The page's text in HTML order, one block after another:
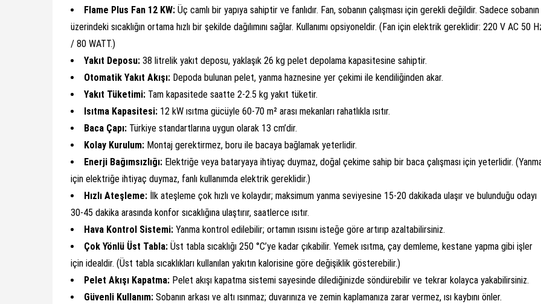
Flame Plus Fan 12 KW: Üç camlı bir yapıya sahiptir ve fanlıdır. Fan, sobanın çalışması için gerekli değildir. Sadece sobanın
üzerindeki sıcaklığın ortama hızlı bir şekilde dağılımını sağlar. Kullanımı opsiyoneldir. (Fan için elektrik gereklidir: 220 V AC 50
/ 80 WATT.)
Yakıt Deposu: 38 litrelik yakıt deposu, yaklaşık 26 kg pelet depolama kapasitesine sahiptir.
Otomatik Yakıt Akışı: Depoda bulunan pelet, yanma haznesine yer çekimi ile kendiliğinden akar.
Yakıt Tüketimi: Tam kapasitede saatte 2-2.5 kg yakıt tüketir.
Isıtma Kapasitesi: 12 kW ısıtma gücüyle 60-70 m² arası mekanları rahatlıkla ısıtır.
Baca Çapı: Türkiye standartlarına uygun olarak 13 cm’dir.
Kolay Kurulum: Montaj gerektirmez, boru ile bacaya bağlamak yeterlidir.
Enerji Bağımsızlığı: Elektriğe veya bataryaya ihtiyaç duymaz, doğal çekime sahip bir baca çalışması için yeterlidir.
için elektriğe ihtiyaç duymaz, fanlı kullanımda elektrik gereklidir.)
Hızlı Ateşleme: İlk ateşleme çok hızlı ve kolaydır; maksimum yanma seviyesine 15-20 dakikada ulaşır ve bulunduğu odayı
30-45 dakika arasında konfor sıcaklığına ulaştırır, saatlerce ısıtır.
Hava Kontrol Sistemi: Yanma kontrol edilebilir; ortamın ısısını isteğe göre artırıp azaltabilirsiniz.
Çok Yönlü Üst Tabla: Üst tabla sıcaklığı 250 °C’ye kadar çıkabilir. Yemek ısıtma, çay demleme, kestane yapma gibi işler
için idealdir. (Üst tabla sıcaklıkları kullanılan yakıtın kalorisine göre değişiklik gösterebilir.)
Pelet Akışı Kapatma: Pelet akışı kapatma sistemi sayesinde dilediğinizde söndürebilir ve tekrar kolayca yakabilirsiniz.
Güvenli Kullanım: Sobanın arkası ve altı ısınmaz; duvarınıza ve zemin kaplamanıza zarar vermez, ısı kaybını önler.